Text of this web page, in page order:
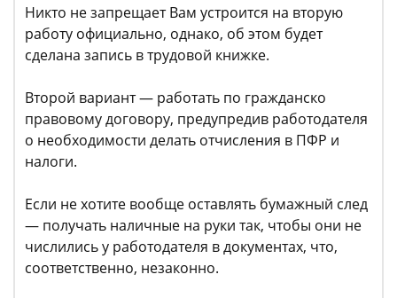
Никто не запрещает Вам устроится на вторую
работу официально, однако, об этом будет
сделана запись в трудовой книжке.
Второй вариант — работать по гражданско
правовому договору, предупредив работодателя
о необходимости делать отчисления в ПФР и
налоги.
Если не хотите вообще оставлять бумажный след
— получать наличные на руки так, чтобы они не
числились у работодателя в документах, что,
соответственно, незаконно.